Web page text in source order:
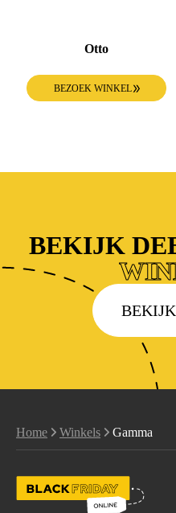
Otto
BEZOEK WINKEL
BEKIJK
Home Winkels Gamma